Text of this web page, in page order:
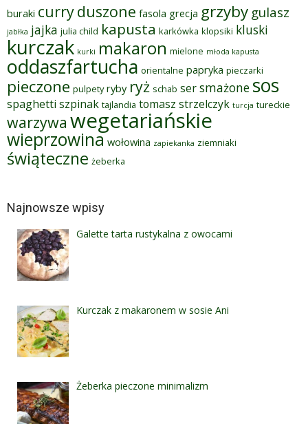
buraki curryduszone fasola grecja grzyby gulasz
jabłka jajka julia child kapusta karkówka klopsiki kluski
kurczak kurki makaron mielone młoda kapusta
oddaszfartucha orientalne papryka pieczarki
pieczone pulpety ryby ryż schab sersmażone sos
spaghetti szpinak tajlandia tomasz strzelczyk turcja tureckie
warzywa wegetariańskie
wieprzowina wołowina zapiekanka ziemniaki
świąteczne żeberka
Najnowsze wpisy
Galette tarta rustykalna z owocami
Kurczak z makaronem w sosie Ani
Żeberka pieczone minimalizm